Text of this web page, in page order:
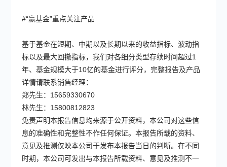
#“赢基金”重点关注产品
基于基金在短期、中期以及长期以来的收益指标、波动指
标以及最大回撤指标，我们对各细分类型存续时间超过1
年、基金规模大于10亿的基金进行评分，完整报告及产品
详情请联系销售经理：
郑先生：15659330670
林先生：15800812823
免责声明本报告信息均来源于公开资料，本公司对这些信
息的准确性和完整性不作任何保证。本报告所载的资料、
意见及推测仅映本公司于发布本报告当日的判断。在不同
时期，本公司可发出与本报告所载资料、意见及推测不一